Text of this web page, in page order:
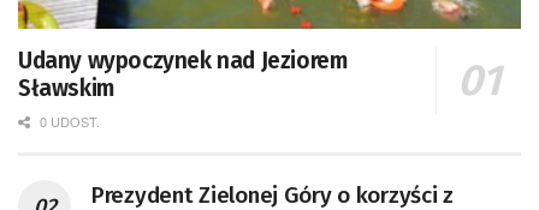
Udany wypoczynek nad Jeziorem
Sławskim
0 UDOST.
Prezydent Zielonej Góry o korzyści z